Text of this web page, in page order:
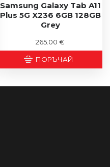
Samsung Galaxy Tab A11
Plus 5G X236 6GB 128GB
Grey
265.00 €
ПОРЪЧАЙ